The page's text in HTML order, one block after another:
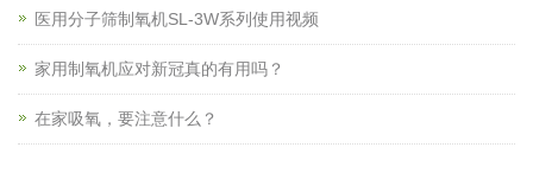
医用分子筛制氧机SL-3W系列使用视频
家用制氧机应对新冠真的有用吗？
在家吸氧，要注意什么？